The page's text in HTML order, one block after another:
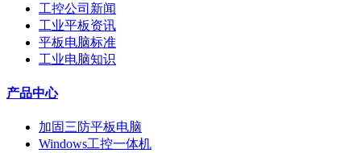
工控公司新闻
工业平板资讯
平板电脑标准
工业电脑知识
产品中心
加固三防平板电脑
Windows工控一体机